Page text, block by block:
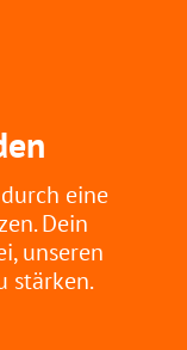
eine
Dein
unseren
stärken.